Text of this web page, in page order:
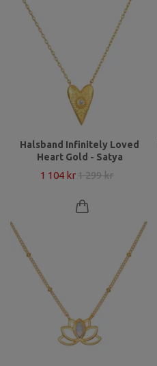
Halsband Infinitely Loved
Heart Gold - Satya
1 104 kr 1 299 kr